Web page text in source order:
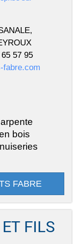
57 95
fabre.com
bois
FABRE
FILS